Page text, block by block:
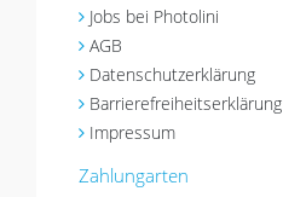
Jobs bei Photolini
AGB
Datenschutzerklärung
Barrierefreiheitserklärung
Impressum
Zahlungarten